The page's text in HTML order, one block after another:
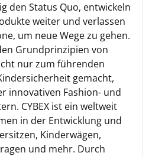
den Status Quo, entwickeln
weiter und verlassen
um neue Wege zu gehen.
Grundprinzipien von
nur zum führenden
gemacht,
innovativen Fashion- und
CYBEX ist ein weltweit
in der Entwicklung und
Kinderwägen,
und mehr. Durch